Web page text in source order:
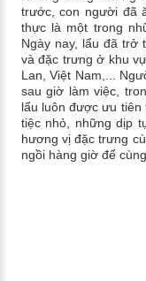
trước, con người đã
thực là một trong
Ngày nay, lẩu đã trở
và đặc trưng ở khu
Lan, Việt Nam,...
sau giờ làm việc,
lẩu luôn được ưu
tiệc nhỏ, những dịp
hương vị đặc trưng
ngồi hàng giờ để